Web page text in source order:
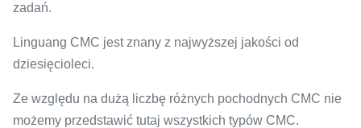
zadań.
Linguang CMC jest znany z najwyższej jakości od
dziesięcioleci.
Ze względu na dużą liczbę różnych pochodnych CMC nie
możemy przedstawić tutaj wszystkich typów CMC.